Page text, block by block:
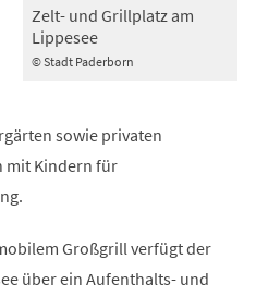
© Stadt Paderborn
Zelt- und Grillplatz am
Lippesee
sowie privaten
mit Kindern für
Großgrill verfügt der
über ein Aufenthalts- und